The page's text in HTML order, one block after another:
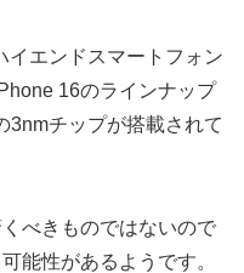
イエンドスマートフォン
16のラインナップ
3nmチップが搭載されて
べきものではないので
能性があるようです。